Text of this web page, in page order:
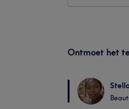
Ontmoet het